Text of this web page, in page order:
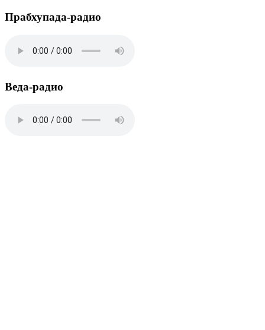
Прабхупада-радио
Веда-радио